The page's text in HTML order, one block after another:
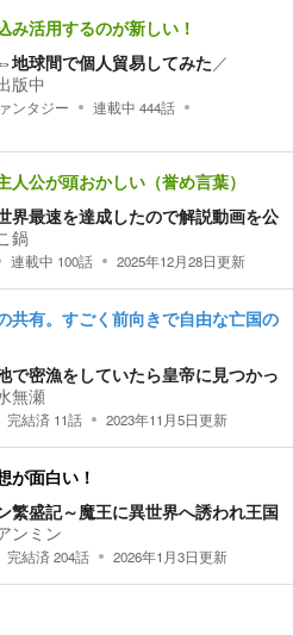
み活用するのが新しい！
地球間で個人貿易してみた／
版中
ンタジー 連載中 444話
公が頭おかしい（誉め言葉）
最速を達成したので解説動画を公
鍋
連載中 100話 2025年12月28日更新
有。すごく前向きで自由な亡国の
密漁をしていたら皇帝に見つかっ
無瀬
完結済 11話 2023年11月5日更新
が面白い！
繁盛記～魔王に異世界へ誘われ王国
ンミン
完結済204話 2026年1月3日更新